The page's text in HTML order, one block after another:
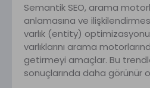
Semantik SEO, arama
anlamasına ve
varlık (entity)
varlıklarını arama
getirmeyi amaçlar. Bu
sonuçlarında daha görünür